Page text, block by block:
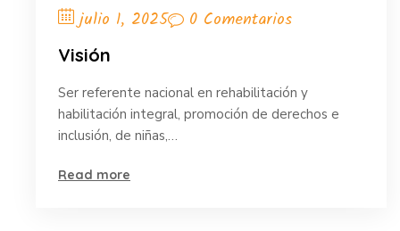
julio 1, 2025 0 Comentarios
Visión
Ser referente nacional en rehabilitación y
habilitación integral, promoción de derechos e
inclusión, de niñas,…
Read more